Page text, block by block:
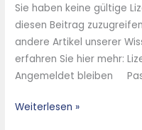
Sie haben keine gültige
diesen Beitrag
andere Artikel unserer
erfahren Sie hier mehr:
Angemeldet bleiben
Nanopartikeln
bei
der
Abfallverbrennung
Weiterlesen »